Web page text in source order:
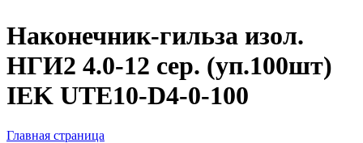
Наконечник-гильза изол.
НГИ2 4.0-12 сер. (уп.100шт)
IEK UTE10-D4-0-100
Главная страница